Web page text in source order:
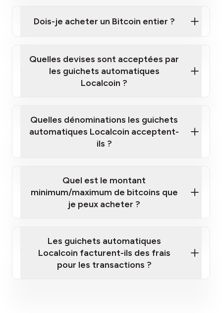
automatiques
guichet automatique Localcoin le plus
Dois-je acheter un Bitcoin entier ?
Quelles devises sont acceptées par
les guichets automatiques
Localcoin ?
Quelles dénominations les guichets
automatiques Localcoin acceptent-
ils ?
Quel est le montant
minimum/maximum de bitcoins que
je peux acheter ?
Les guichets automatiques
Localcoin facturent-ils des frais
pour les transactions ?